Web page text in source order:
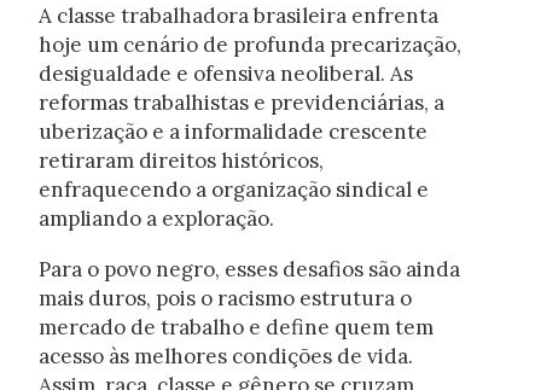
A classe trabalhadora brasileira enfrenta
hoje um cenário de profunda precarização,
desigualdade e ofensiva neoliberal. As
reformas trabalhistas e previdenciárias, a
uberização e a informalidade crescente
retiraram direitos históricos,
enfraquecendo a organização sindical e
ampliando a exploração.
Para o povo negro, esses desafios são ainda
mais duros, pois o racismo estrutura o
mercado de trabalho e define quem tem
acesso às melhores condições de vida.